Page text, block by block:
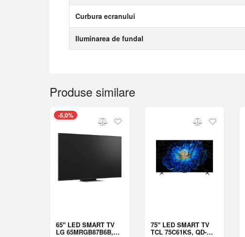
Curbura ecranului
Iluminarea de fundal
Produse similare
-5,0%
65" LED SMART TV
LG 65MRGB87B6B,
75" LED SMART TV
TCL 75C61KS, QD-